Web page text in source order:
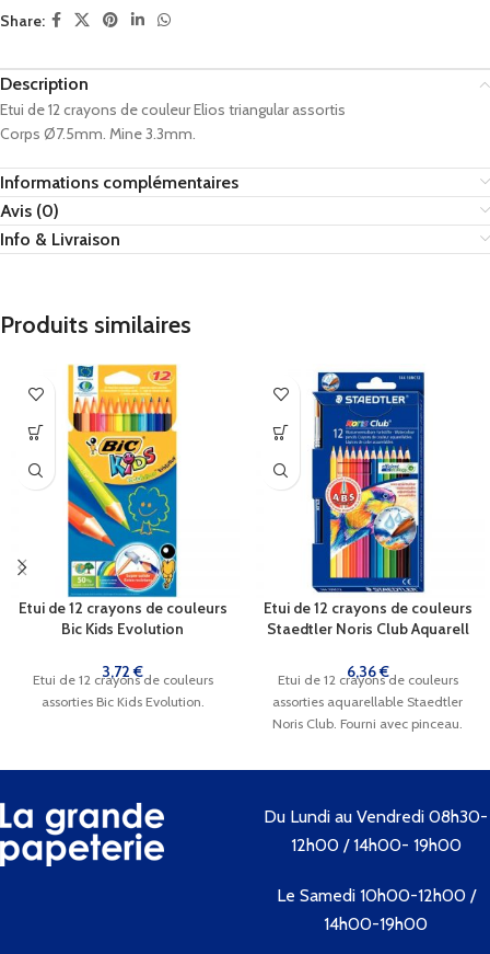
Share:
Description
Etui de 12 crayons de couleur Elios triangular assortis
Corps Ø7.5mm. Mine 3.3mm.
Informations complémentaires
Avis (0)
Info & Livraison
Produits similaires
Etui de 12 crayons de couleurs
Bic Kids Evolution
3,72€
Etui de 12 crayons de couleurs
assorties Bic Kids Evolution.
Etui de 12 crayons de couleurs
Staedtler Noris Club Aquarell
6,36€
Etui de 12 crayons de couleurs
assorties aquarellable Staedtler
Noris Club. Fourni avec pinceau.
Du Lundi au Vendredi 08h30-
12h00 / 14h00- 19h00
Le Samedi 10h00-12h00 /
14h00-19h00